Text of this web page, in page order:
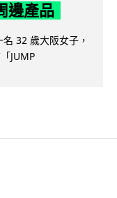
邊產品
32 歲大阪女子，
JUMP